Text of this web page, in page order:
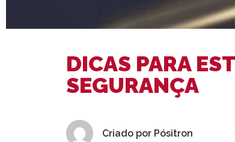
DICAS PARA
SEGURANÇA
Criado por Pósitron